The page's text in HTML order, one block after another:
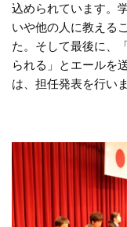
込められています。
いや他の人に教える
た。そして最後に、
られる」とエールを
は、担任発表を行い